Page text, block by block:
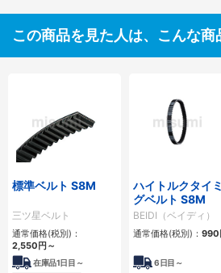
この商品を見た人は、こんな商
標準ベルト S8M
三ツ星ベルト
通常価格(税別)：
2,550 円 ～
在庫品1日目～
ハイトルクタイ
グベルト S8M
BEIDI（ベイディ）
通常価格(税別)： 990
6 日目～